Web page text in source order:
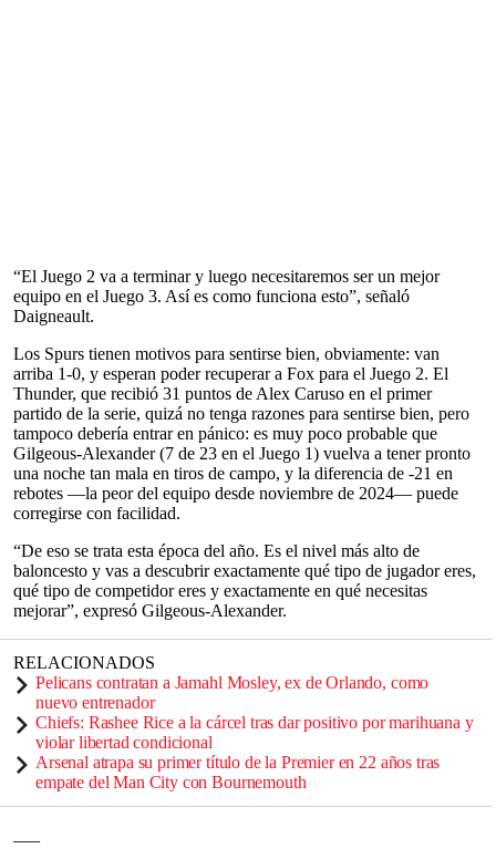
“El Juego 2 va a terminar y luego necesitaremos ser un mejor
equipo en el Juego 3. Así es como funciona esto”, señaló
Daigneault.
Los Spurs tienen motivos para sentirse bien, obviamente: van
arriba 1-0, y esperan poder recuperar a Fox para el Juego 2. El
Thunder, que recibió 31 puntos de Alex Caruso en el primer
partido de la serie, quizá no tenga razones para sentirse bien, pero
tampoco debería entrar en pánico: es muy poco probable que
Gilgeous-Alexander (7 de 23 en el Juego 1) vuelva a tener pronto
una noche tan mala en tiros de campo, y la diferencia de -21 en
rebotes —la peor del equipo desde noviembre de 2024— puede
corregirse con facilidad.
“De eso se trata esta época del año. Es el nivel más alto de
baloncesto y vas a descubrir exactamente qué tipo de jugador eres,
qué tipo de competidor eres y exactamente en qué necesitas
mejorar”, expresó Gilgeous-Alexander.
RELACIONADOS
Pelicans contratan a Jamahl Mosley, ex de Orlando, como
nuevo entrenador
Chiefs: Rashee Rice a la cárcel tras dar positivo por marihuana y
violar libertad condicional
Arsenal atrapa su primer título de la Premier en 22 años tras
empate del Man City con Bournemouth